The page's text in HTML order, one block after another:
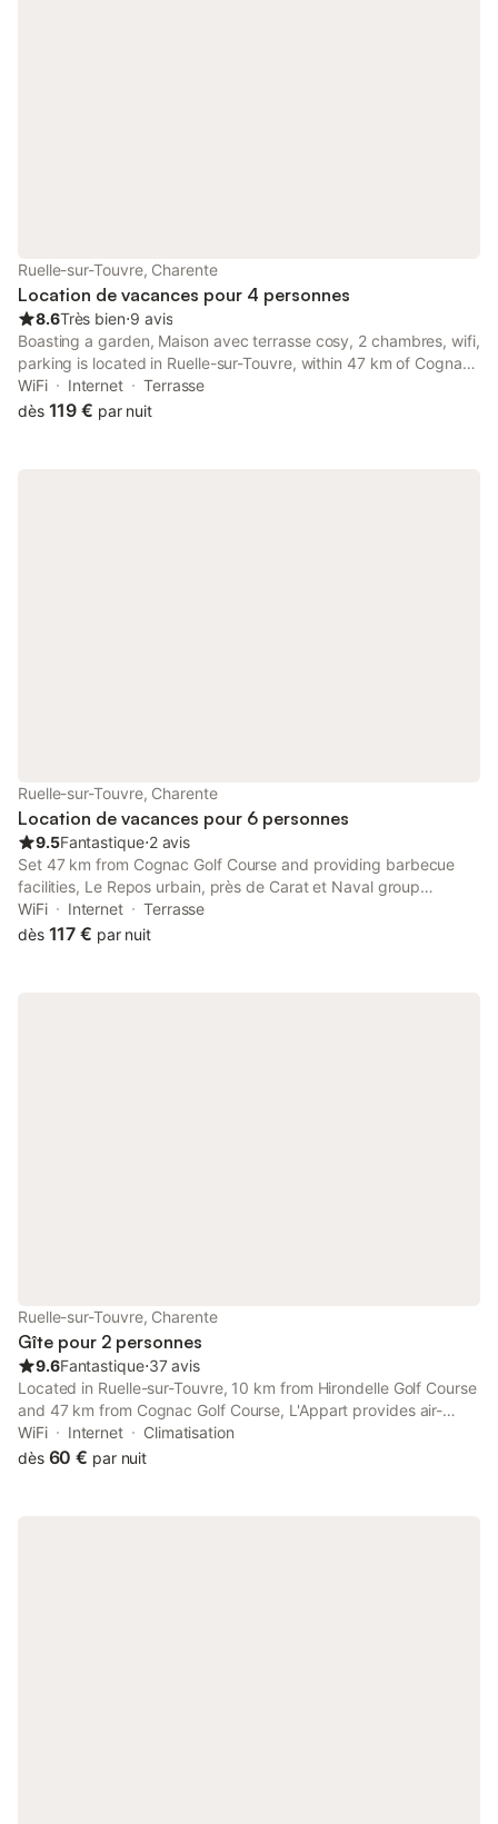
Ruelle-sur-Touvre, Charente
Location de vacances pour 4 personnes
8.6Très bien⋅9 avis
Boasting a garden, Maison avec terrasse cosy, 2 chambres, wifi,
parking is located in Ruelle-sur-Touvre, within 47 km of Cognac
Golf Course. This property offers access to a terrace and free
private parking.
WiFi Internet
Terrasse
dès 119 € par nuit
Ruelle-sur-Touvre, Charente
Location de vacances pour 6 personnes
9.5Fantastique⋅2 avis
Set 47 km from Cognac Golf Course and providing barbecue
facilities, Le Repos urbain, près de Carat et Naval group
provides accommodation in Ruelle-sur-Touvre.
WiFi Internet
Terrasse
dès 117 € par nuit
Ruelle-sur-Touvre, Charente
Gîte pour 2 personnes
9.6Fantastique⋅37 avis
Located in Ruelle-sur-Touvre, 10 km from Hirondelle Golf Course
and 47 km from Cognac Golf Course, L'Appart provides air-
conditioned accommodation with a terrace and free WiFi. This
apartment offers accommodation with a patio.
WiFi Internet
Climatisation
dès 60 € par nuit